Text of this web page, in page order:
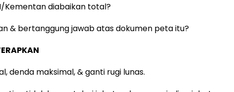
Kementan diabaikan total?
& bertanggung jawab atas dokumen peta itu?
denda maksimal, & ganti rugi lunas.